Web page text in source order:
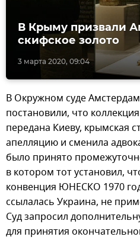
3 марта 2020, 09:04
В Крыму призвали
скифское золото
В Окружном суде
постановили, что
передана Киеву, крымская
апелляцию и сменила
было принято
в котором тот установил,
конвенция ЮНЕСКО 1970
ссылалась Украина, не
Суд запросил
для принятия